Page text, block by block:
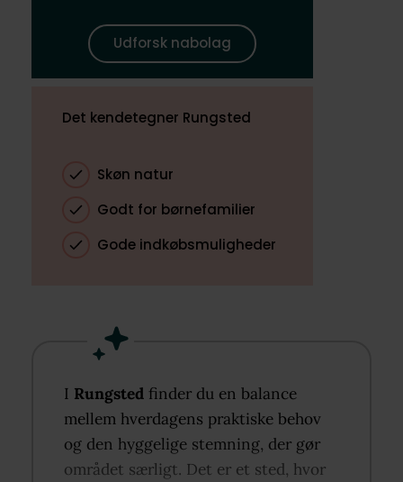
Udforsk nabolag
Det kendetegner Rungsted
Skøn natur
Godt for børnefamilier
Gode indkøbsmuligheder
I Rungsted finder du en balance
mellem hverdagens praktiske behov
og den hyggelige stemning, der gør
området særligt. Det er et sted, hvor